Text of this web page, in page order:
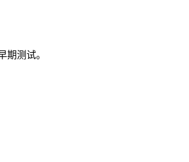
期测试。